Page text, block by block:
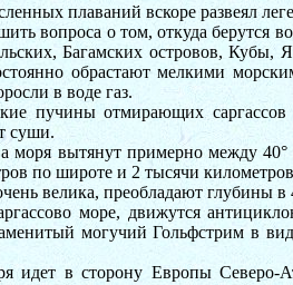
плаваний вскоре развеял
вопроса о том, откуда берутся
Багамских островов, Кубы,
обрастают мелкими
в воде газ.
пучины отмирающих
суши.
моря вытянут примерно между 40°
по широте и 2 тысячи
велика, преобладают глубины
море, движутся
могучий Гольфстрим в
идет в сторону Европы Северо-